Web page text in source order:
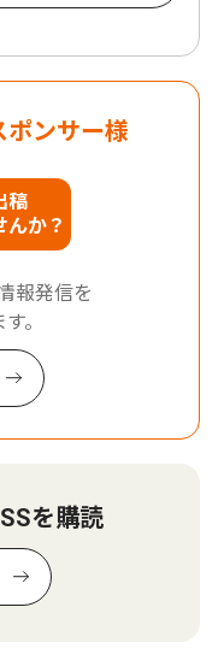
ポンサー様
稿
んか？
報発信を
。
を購読